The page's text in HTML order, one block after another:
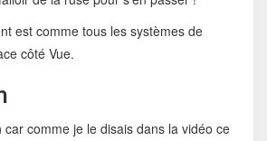
est comme tous les systèmes de
côté Vue.
car comme je le disais dans la vidéo ce